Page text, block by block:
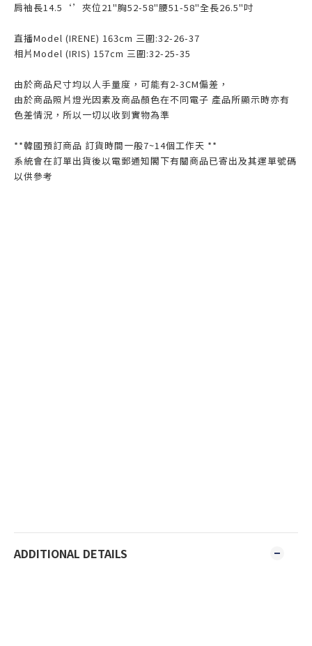
肩袖長14.5‘’夾位21"胸52-58"腰51-58"全長26.5"吋
直播Model (IRENE) 163cm 三圍:32-26-37
相片Model (IRIS) 157cm 三圍:32-25-35
由於商品尺寸均以人手量度，可能有2-3CM偏差，
由於商品照片燈光因素及商品顏色在不同電子 產品所顯示時亦有
色差情況，所以一切以收到實物為準
**韓國預訂商品 訂貨時間一般7~14個工作天 **
系統會在訂單出貨後以電郵通知閣下有關商品已寄出及其運單號碼
以供參考
ADDITIONAL DETAILS